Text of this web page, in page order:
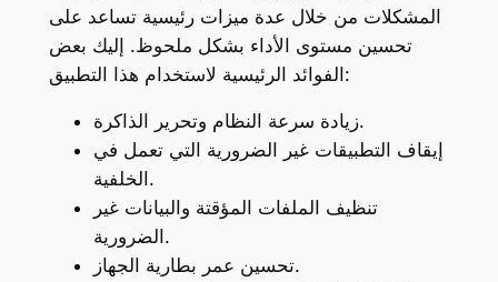
المشكلات من خلال عدة ميزات رئيسية تساعد على
تحسين مستوى الأداء بشكل ملحوظ. إليك بعض
الفوائد الرئيسية لاستخدام هذا التطبيق:
زيادة سرعة النظام وتحرير الذاكرة.
إيقاف التطبيقات غير الضرورية التي تعمل في
الخلفية.
تنظيف الملفات المؤقتة والبيانات غير
الضرورية.
تحسين عمر بطارية الجهاز.